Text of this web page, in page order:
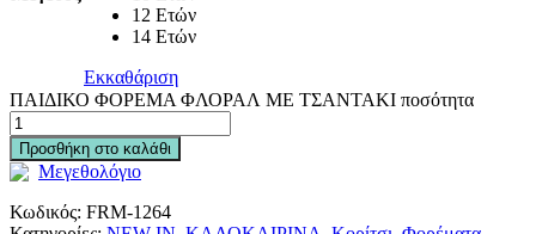
12 Ετών
14 Ετών
Εκκαθάριση
ΠΑΙΔΙΚΟ ΦΟΡΕΜΑ ΦΛΟΡΑΛ ΜΕ ΤΣΑΝΤΑΚΙ ποσότητα
Προσθήκη στο καλάθι
Μεγεθολόγιο
Κωδικός: FRM-1264